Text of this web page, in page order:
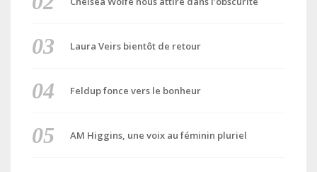
Laura Veirs bientôt de retour
Feldup fonce vers le bonheur
AM Higgins, une voix au féminin pluriel